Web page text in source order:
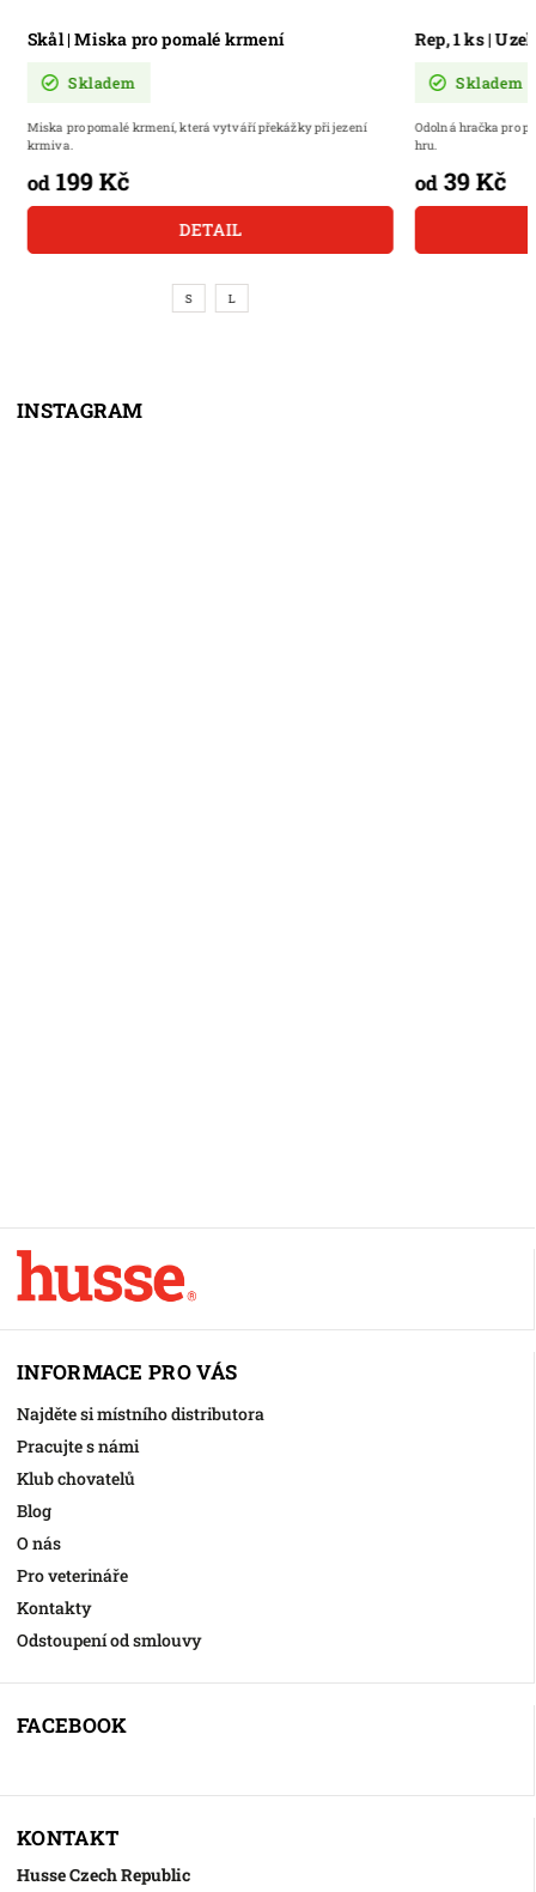
Skål | Miska pro pomalé krmení
Skladem
od199 Kč
DETAIL
Miska pro pomalé krmení, která vytváří překážky při jezení
krmiva.
Rep, 1 ks |
Skladem
od39 Kč
Odolná hračka pro
hru.
INFORMACE PRO VÁS
Najděte si místního distributora
Pracujte s námi
Klub chovatelů
Blog
O nás
Pro veterináře
Kontakty
Odstoupení od smlouvy
FACEBOOK
KONTAKT
Husse Czech Republic
INSTAGRAM